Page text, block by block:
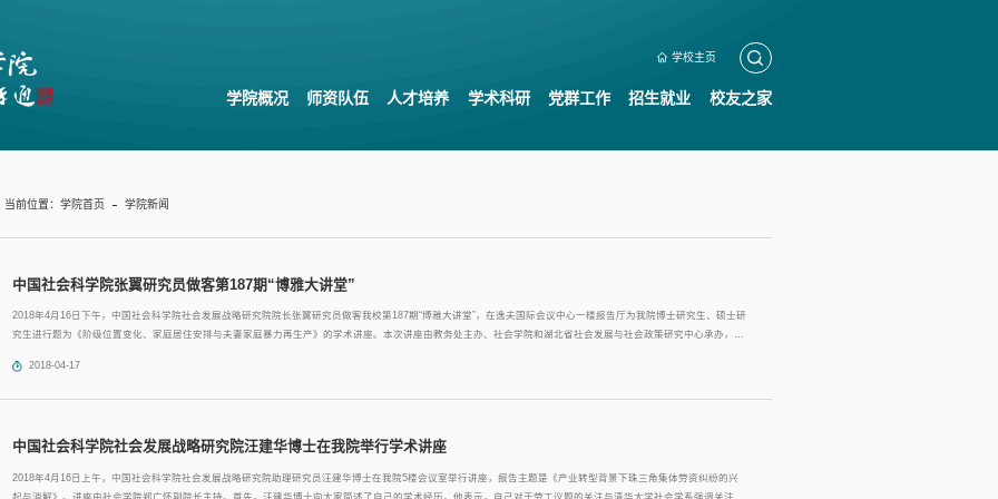
学校主页
学院概况 师资队伍 人才培养 学术科研 党群工作 招生就业 校友之家
当前位置： 学院首页 学院新闻
中国社会科学院张翼研究员做客第187期“博雅大讲堂”
2018年4月16日下午，中国社会科学院社会发展战略研究院院长张翼研究员做客我校第187期“博雅大讲堂”，在逸夫国际会议中心一楼报告厅为我院博士研究生、硕士研
究生进行题为《阶级位置变化、家庭居住安排与夫妻家庭暴力再生产》的学术讲座。本次讲座由教务处主办、社会学院和湖北省社会发展与社会政策研究中心承办，江
2018-04-17
中国社会科学院社会发展战略研究院汪建华博士在我院举行学术讲座
2018年4月16日上午，中国社会科学院社会发展战略研究院助理研究员汪建华博士在我院5楼会议室举行讲座，报告主题是《产业转型背景下珠三角集体劳资纠纷的兴